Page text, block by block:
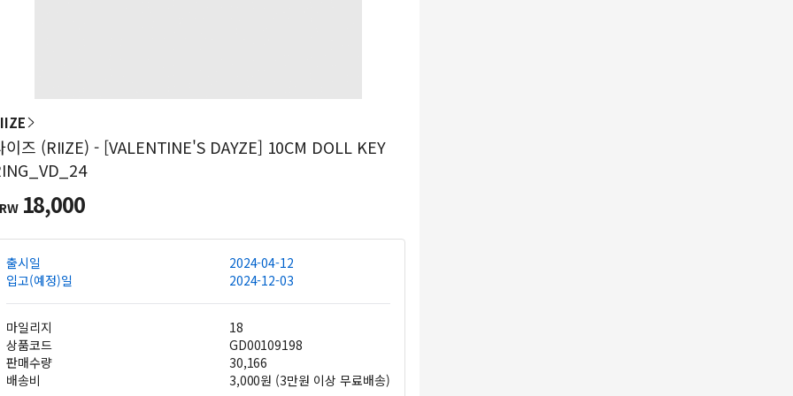
이즈 (RIIZE) - [VALENTINE'S DAYZE] 10CM DOLL KEY
18,000
출시일
2024-04-12
입고(예정)일
2024-12-03
마일리지
18
상품코드
GD00109198
판매수량
30,166
배송비
3,000원 (3만원 이상 무료배송)